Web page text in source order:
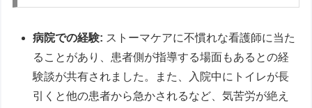
病院での経験: ストーマケアに不慣れな看護師に当た
ることがあり、患者側が指導する場面もあるとの経
験談が共有されました。また、入院中にトイレが長
引くと他の患者から急かされるなど、気苦労が絶え